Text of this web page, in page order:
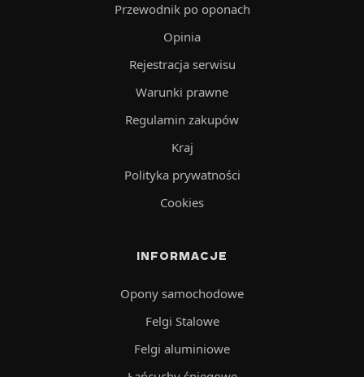
Przewodnik po oponach
Opinia
Rejestracja serwisu
Warunki prawne
Regulamin zakupów
Kraj
Polityka prywatności
Cookies
INFORMACJE
Opony samochodowe
Felgi Stalowe
Felgi aluminiowe